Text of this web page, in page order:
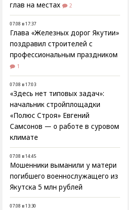
глав на местах
2
07.08 в 17:37
Глава «Железных дорог Якутии»
поздравил строителей с
профессиональным праздником
1
07.08 в 17:03
«Здесь нет типовых задач»:
начальник стройплощадки
«Полюс Строя» Евгений
Самсонов — о работе в суровом
климате
07.08 в 14:45
Мошенники выманили у матери
погибшего военнослужащего из
Якутска 5 млн рублей
07.08 в 13:30